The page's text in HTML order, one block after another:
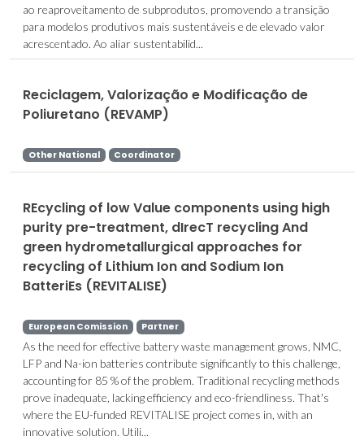
ao reaproveitamento de subprodutos, promovendo a transição
para modelos produtivos mais sustentáveis e de elevado valor
acrescentado. Ao aliar sustentabilid...
Reciclagem, Valorização e Modificação de
Poliuretano (REVAMP)
Other National Coordinator
REcycling of low Value components using high
purity pre-treatment, dIrecT recycling And
green hydrometallurgical approaches for
recycling of Lithium Ion and Sodium Ion
BatteriEs (REVITALISE)
European Comission Partner
As the need for effective battery waste management grows, NMC,
LFP and Na-ion batteries contribute significantly to this challenge,
accounting for 85 % of the problem. Traditional recycling methods
prove inadequate, lacking efficiency and eco-friendliness. That's
where the EU-funded REVITALISE project comes in, with an
innovative solution. Utili...